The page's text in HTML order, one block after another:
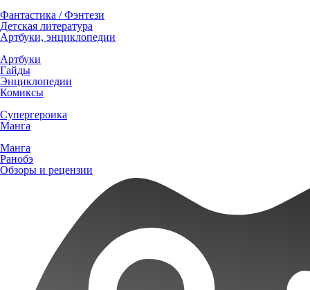
Фантастика / Фэнтези
Детская литература
Артбуки, энциклопедии
Артбуки
Гайды
Энциклопедии
Комиксы
Супергероика
Манга
Манга
Ранобэ
Обзоры и рецензии